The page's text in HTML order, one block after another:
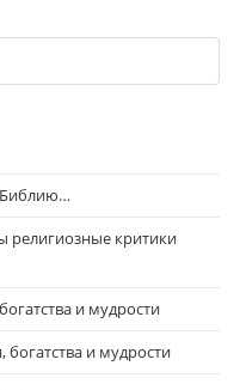
Библию…
религиозные критики
и мудрости
богатства и мудрости